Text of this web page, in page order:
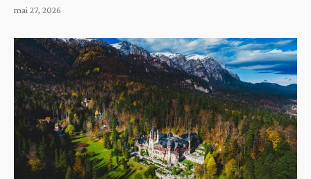
mai 27, 2026